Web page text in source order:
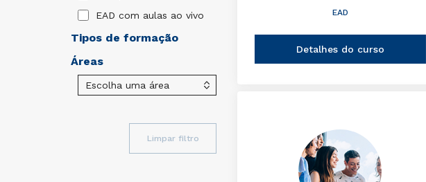
EAD com aulas ao vivo
Tipos de formação
Áreas
Limpar filtro
EAD
Detalhes do curso